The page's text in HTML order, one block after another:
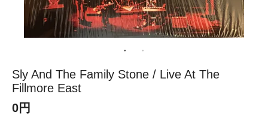
Sly And The Family Stone / Live At The
Fillmore East
0円